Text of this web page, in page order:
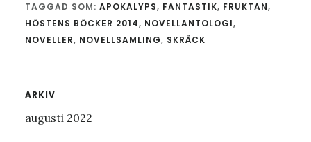
TAGGAD SOM: APOKALYPS, FANTASTIK, FRUKTAN,
HÖSTENS BÖCKER 2014, NOVELLANTOLOGI,
NOVELLER, NOVELLSAMLING, SKRÄCK
Primärt
sidofält
ARKIV
augusti 2022